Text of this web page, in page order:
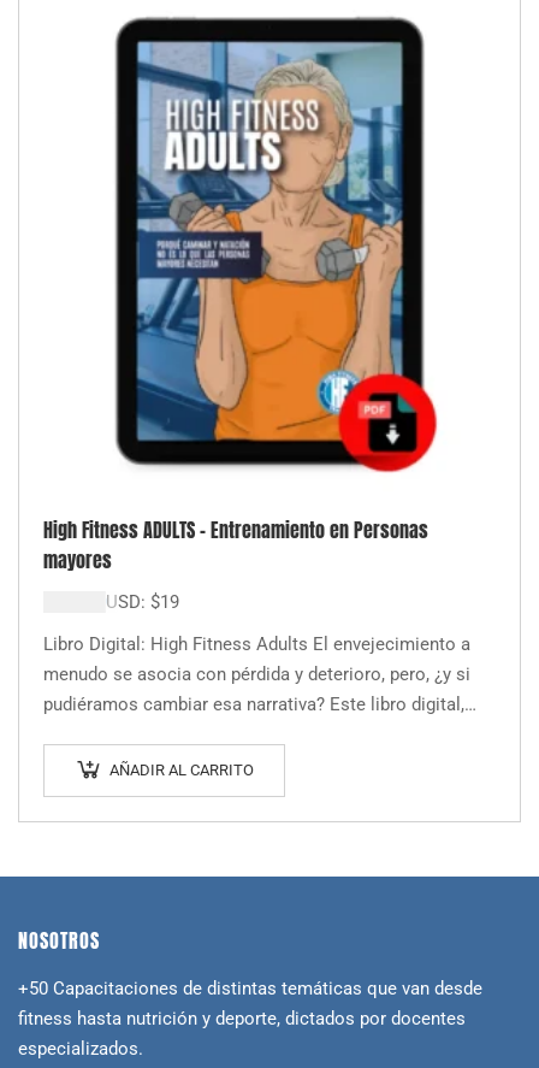
High Fitness ADULTS – Entrenamiento en Personas
mayores
USD: $19
Libro Digital: High Fitness Adults El envejecimiento a
menudo se asocia con pérdida y deterioro, pero, ¿y si
pudiéramos cambiar esa narrativa? Este libro digital,
AÑADIR AL CARRITO
NOSOTROS
+50 Capacitaciones de distintas temáticas que van desde
fitness hasta nutrición y deporte, dictados por docentes
especializados.